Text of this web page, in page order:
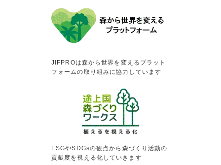
JIFPROは森から世界を変えるプラット
フォームの取り組みに協力しています
ESGやSDGsの観点から森づくり活動の
貢献度を視える化していきます